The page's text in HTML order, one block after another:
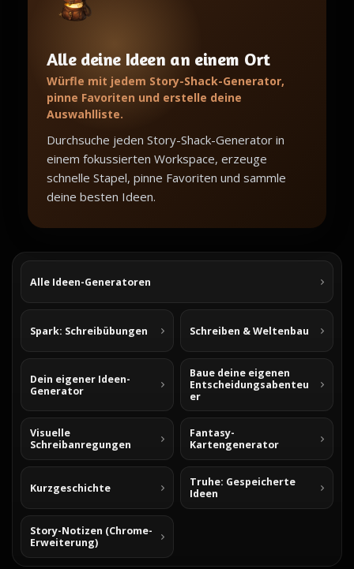
Alle deine Ideen an einem Ort
Würfle mit jedem Story-Shack-Generator,
pinne Favoriten und erstelle deine
Auswahlliste.
Durchsuche jeden Story-Shack-Generator in
einem fokussierten Workspace, erzeuge
schnelle Stapel, pinne Favoriten und sammle
deine besten Ideen.
Alle Ideen-Generatoren
Spark: Schreibübungen Schreiben & Weltenbau
Dein eigener Ideen-
Generator
Baue deine eigenen
Entscheidungsabenteu
er
Visuelle
Schreibanregungen
Fantasy-
Kartengenerator
Kurzgeschichte
Truhe: Gespeicherte
Ideen
Story-Notizen (Chrome-
Erweiterung)